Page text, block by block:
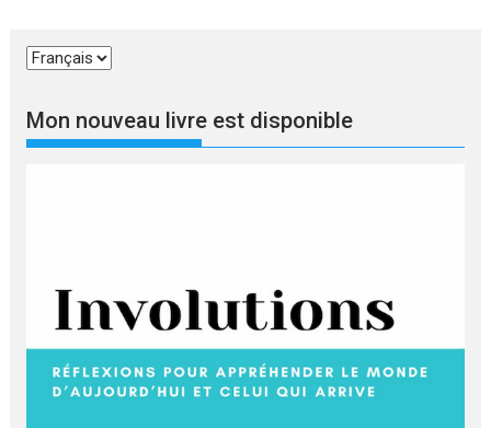
Choisir
langue
Mon nouveau livre est disponible